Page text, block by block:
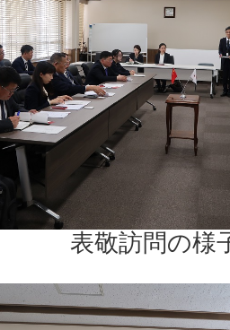
表敬訪問の様